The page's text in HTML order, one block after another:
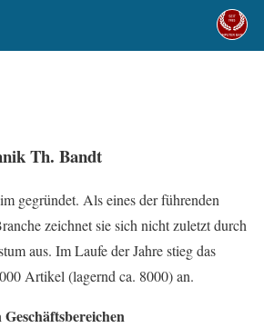
Th. Bandt
gegründet. Als eines der führenden
zeichnet sie sich nicht zuletzt durch
aus. Im Laufe der Jahre stieg das
Artikel (lagernd ca. 8000) an.